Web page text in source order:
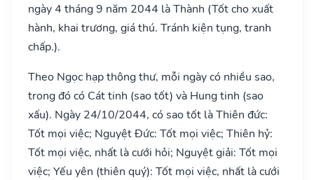
ngày 4 tháng 9 năm 2044 là Thành (Tốt cho xuất
hành, khai trương, giá thú. Tránh kiện tụng, tranh
chấp.).
Theo Ngọc hạp thông thư, mỗi ngày có nhiều sao,
trong đó có Cát tinh (sao tốt) và Hung tinh (sao
xấu). Ngày 24/10/2044, có sao tốt là Thiên đức:
Tốt mọi việc; Nguyệt Đức: Tốt mọi việc; Thiên hỷ:
Tốt mọi việc, nhất là cưới hỏi; Nguyệt giải: Tốt mọi
việc; Yếu yên (thiên quý): Tốt mọi việc, nhất là cưới